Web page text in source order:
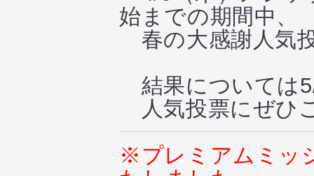
始までの期間中、
春の大感謝人気
結果については
人気投票にぜひ
※プレミアムミッ